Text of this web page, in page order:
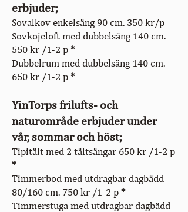
erbjuder;
Sovalkov enkelsäng 90 cm. 350 kr/p
Sovkojeloft med dubbelsäng 140 cm.
550 kr /1-2 p *
Dubbelrum med dubbelsäng 140 cm.
650 kr /1-2 p *
YinTorps frilufts- och
naturområde erbjuder under
vår, sommar och höst;
Tipitält med 2 tältsängar 650 kr /1-2 p
*
Timmerbod med utdragbar dagbädd
80/160 cm. 750 kr /1-2 p *
Timmerstuga med utdragbar dagbädd